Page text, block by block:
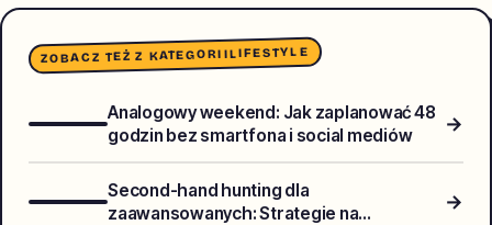
ZOBACZ TEŻ Z KATEGORIILIFESTYLE
Analogowy weekend: Jak zaplanować 48
godzin bez smartfona i social mediów
→
Second-hand hunting dla
zaawansowanych: Strategie na
→